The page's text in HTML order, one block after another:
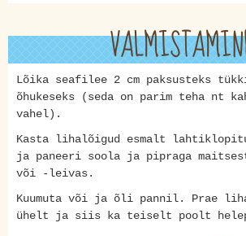
Lõika seafilee 2 cm paksusteks
õhukeseks (seda on parim teha nt
vahel).
Kasta lihalõigud esmalt
ja paneeri soola ja pipraga
või -leivas.
Kuumuta või ja õli pannil. Prae
ühelt ja siis ka teiselt poolt